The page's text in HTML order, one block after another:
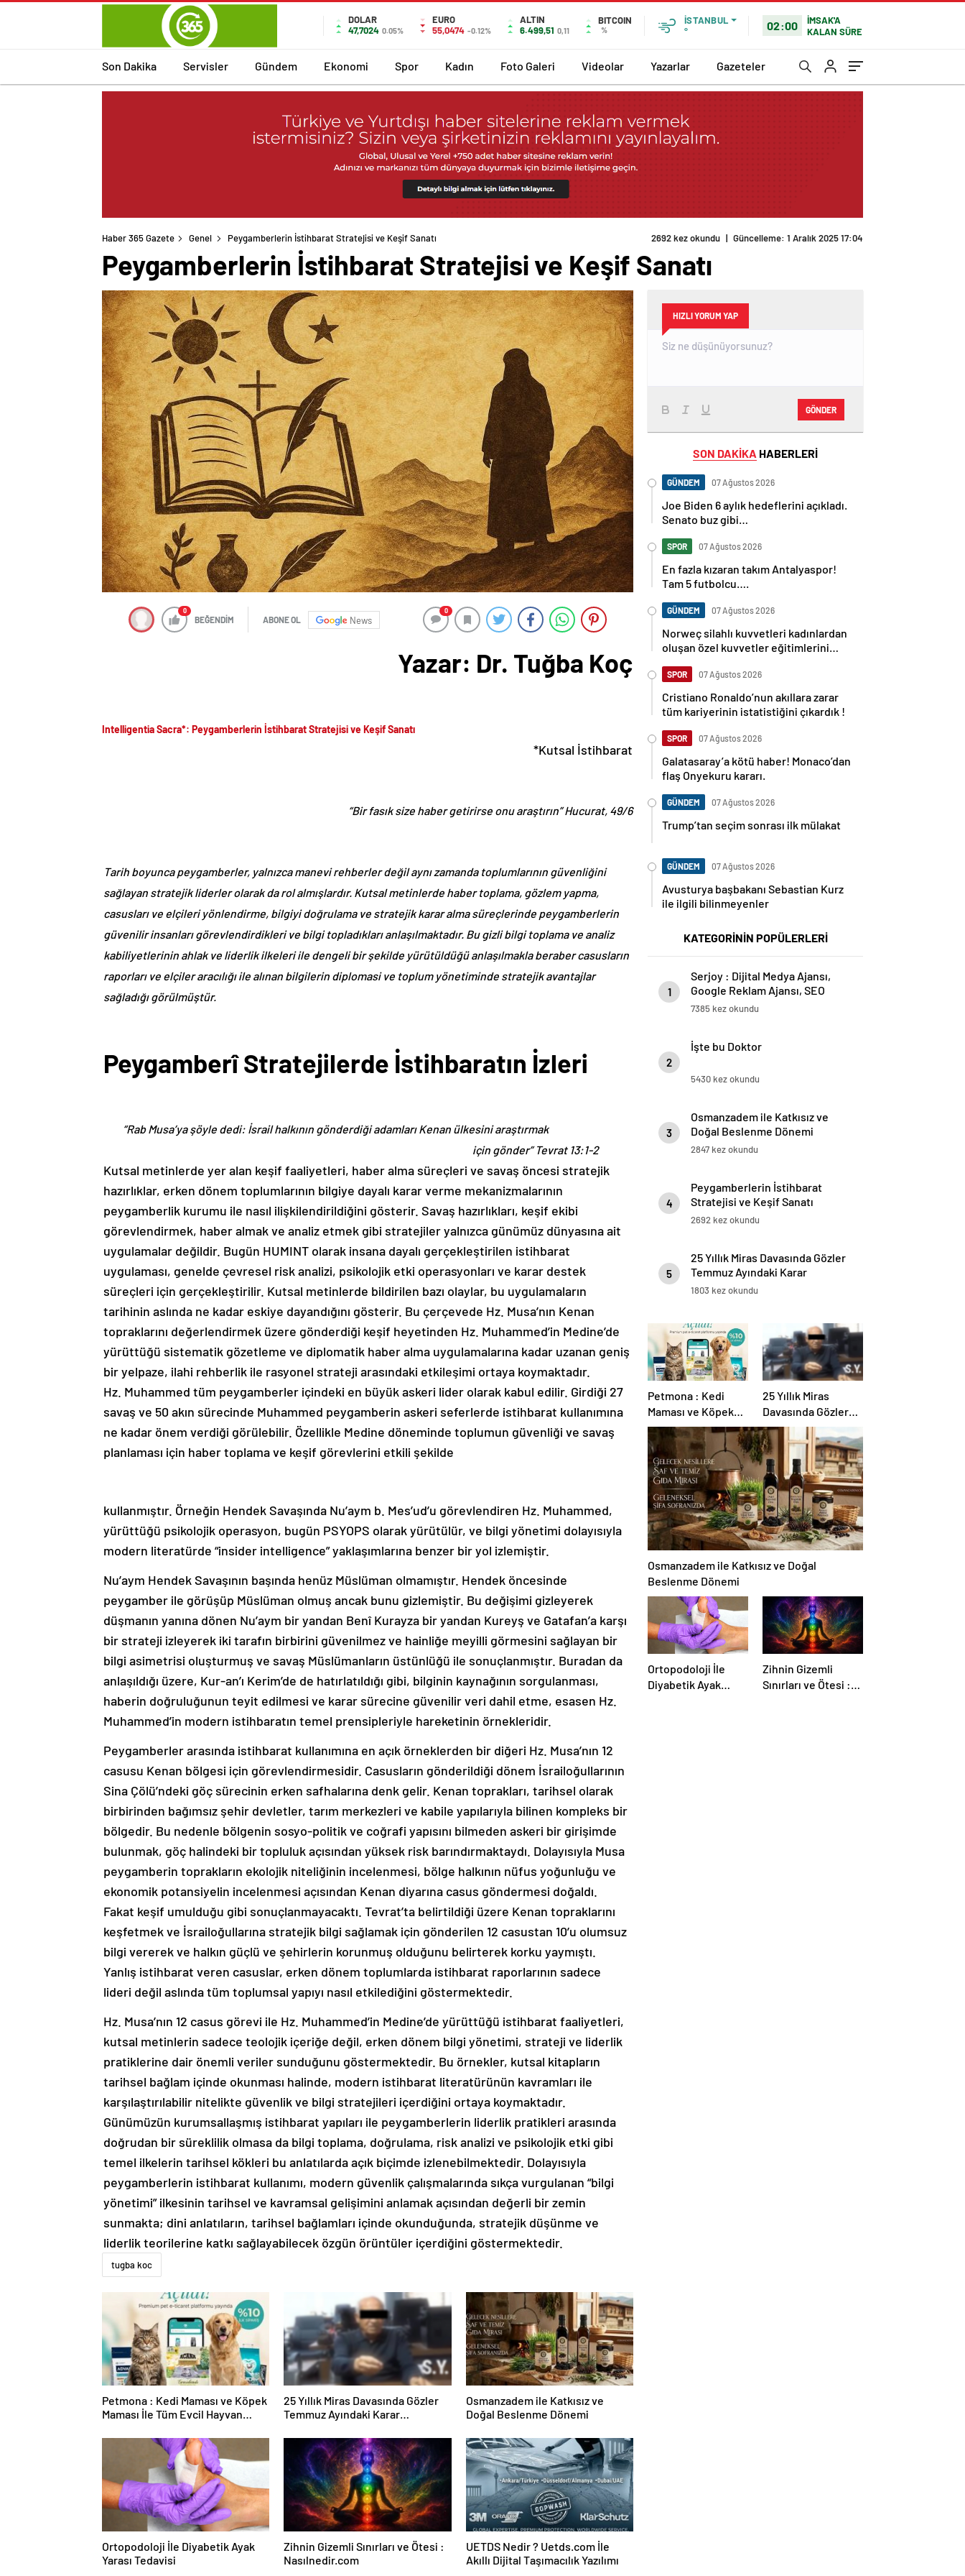
DOLAR
47,7024 0.05%
EURO
55,0474 -0.12%
ALTIN
6.499,51 0,11
BITCOIN
%
İSTANBUL
°
02:00
İMSAK'A
KALAN SÜRE
Son Dakika Servisler Gündem Ekonomi Spor Kadın Foto Galeri Videolar Yazarlar Gazeteler
Haber 365 Gazete Genel Peygamberlerin İstihbarat Stratejisi ve Keşif Sanatı 2692 kez okundu | Güncelleme: 1 Aralık 2025 17:04
Peygamberlerin İstihbarat Stratejisi ve Keşif Sanatı
0
BEĞENDİM ABONE OL News
0
Yazar: Dr. Tuğba Koç
Intelligentia Sacra*: Peygamberlerin İstihbarat Stratejisi ve Keşif Sanatı
*Kutsal İstihbarat
“Bir fasık size haber getirirse onu araştırın” Hucurat, 49/6
Tarih boyunca peygamberler, yalnızca manevi rehberler değil aynı zamanda toplumlarının güvenliğini
sağlayan stratejik liderler olarak da rol almışlardır. Kutsal metinlerde haber toplama, gözlem yapma,
casusları ve elçileri yönlendirme, bilgiyi doğrulama ve stratejik karar alma süreçlerinde peygamberlerin
güvenilir insanları görevlendirdikleri ve bilgi topladıkları anlaşılmaktadır. Bu gizli bilgi toplama ve analiz
kabiliyetlerinin ahlak ve liderlik ilkeleri ile dengeli bir şekilde yürütüldüğü anlaşılmakla beraber casusların
raporları ve elçiler aracılığı ile alınan bilgilerin diplomasi ve toplum yönetiminde stratejik avantajlar
sağladığı görülmüştür.
Peygamberî Stratejilerde İstihbaratın İzleri
“Rab Musa’ya şöyle dedi: İsrail halkının gönderdiği adamları Kenan ülkesini araştırmak
için gönder” Tevrat 13:1-2
Kutsal metinlerde yer alan keşif faaliyetleri, haber alma süreçleri ve savaş öncesi stratejik
hazırlıklar, erken dönem toplumlarının bilgiye dayalı karar verme mekanizmalarının
peygamberlik kurumu ile nasıl ilişkilendirildiğini gösterir. Savaş hazırlıkları, keşif ekibi
görevlendirmek, haber almak ve analiz etmek gibi stratejiler yalnızca günümüz dünyasına ait
uygulamalar değildir. Bugün HUMINT olarak insana dayalı gerçekleştirilen istihbarat
uygulaması, genelde çevresel risk analizi, psikolojik etki operasyonları ve karar destek
süreçleri için gerçekleştirilir. Kutsal metinlerde bildirilen bazı olaylar, bu uygulamaların
tarihinin aslında ne kadar eskiye dayandığını gösterir. Bu çerçevede Hz. Musa’nın Kenan
topraklarını değerlendirmek üzere gönderdiği keşif heyetinden Hz. Muhammed’in Medine’de
yürüttüğü sistematik gözetleme ve diplomatik haber alma uygulamalarına kadar uzanan geniş
bir yelpaze, ilahi rehberlik ile rasyonel strateji arasındaki etkileşimi ortaya koymaktadır.
Hz. Muhammed tüm peygamberler içindeki en büyük askeri lider olarak kabul edilir. Girdiği 27
savaş ve 50 akın sürecinde Muhammed peygamberin askeri seferlerde istihbarat kullanımına
ne kadar önem verdiği görülebilir. Özellikle Medine döneminde toplumun güvenliği ve savaş
planlaması için haber toplama ve keşif görevlerini etkili şekilde
kullanmıştır. Örneğin Hendek Savaşında Nu’aym b. Mes’ud’u görevlendiren Hz. Muhammed,
yürüttüğü psikolojik operasyon, bugün PSYOPS olarak yürütülür, ve bilgi yönetimi dolayısıyla
modern literatürde “insider intelligence” yaklaşımlarına benzer bir yol izlemiştir.
Nu’aym Hendek Savaşının başında henüz Müslüman olmamıştır. Hendek öncesinde
peygamber ile görüşüp Müslüman olmuş ancak bunu gizlemiştir. Bu değişimi gizleyerek
düşmanın yanına dönen Nu’aym bir yandan Benî Kurayza bir yandan Kureyş ve Gatafan’a karşı
bir strateji izleyerek iki tarafın birbirini güvenilmez ve hainliğe meyilli görmesini sağlayan bir
bilgi asimetrisi oluşturmuş ve savaş Müslümanların üstünlüğü ile sonuçlanmıştır. Buradan da
anlaşıldığı üzere, Kur-an’ı Kerim’de de hatırlatıldığı gibi, bilginin kaynağının sorgulanması,
haberin doğruluğunun teyit edilmesi ve karar sürecine güvenilir veri dahil etme, esasen Hz.
Muhammed’in modern istihbaratın temel prensipleriyle hareketinin örnekleridir.
Peygamberler arasında istihbarat kullanımına en açık örneklerden bir diğeri Hz. Musa’nın 12
casusu Kenan bölgesi için görevlendirmesidir. Casusların gönderildiği dönem İsrailoğullarının
Sina Çölü’ndeki göç sürecinin erken safhalarına denk gelir. Kenan toprakları, tarihsel olarak
birbirinden bağımsız şehir devletler, tarım merkezleri ve kabile yapılarıyla bilinen kompleks bir
bölgedir. Bu nedenle bölgenin sosyo-politik ve coğrafi yapısını bilmeden askeri bir girişimde
bulunmak, göç halindeki bir topluluk açısından yüksek risk barındırmaktaydı. Dolayısıyla Musa
peygamberin toprakların ekolojik niteliğinin incelenmesi, bölge halkının nüfus yoğunluğu ve
ekonomik potansiyelin incelenmesi açısından Kenan diyarına casus göndermesi doğaldı.
Fakat keşif umulduğu gibi sonuçlanmayacaktı. Tevrat’ta belirtildiği üzere Kenan topraklarını
keşfetmek ve İsrailoğullarına stratejik bilgi sağlamak için gönderilen 12 casustan 10’u olumsuz
bilgi vererek ve halkın güçlü ve şehirlerin korunmuş olduğunu belirterek korku yaymıştı.
Yanlış istihbarat veren casuslar, erken dönem toplumlarda istihbarat raporlarının sadece
lideri değil aslında tüm toplumsal yapıyı nasıl etkilediğini göstermektedir.
Hz. Musa’nın 12 casus görevi ile Hz. Muhammed’in Medine’de yürüttüğü istihbarat faaliyetleri,
kutsal metinlerin sadece teolojik içeriğe değil, erken dönem bilgi yönetimi, strateji ve liderlik
pratiklerine dair önemli veriler sunduğunu göstermektedir. Bu örnekler, kutsal kitapların
tarihsel bağlam içinde okunması halinde, modern istihbarat literatürünün kavramları ile
karşılaştırılabilir nitelikte güvenlik ve bilgi stratejileri içerdiğini ortaya koymaktadır.
Günümüzün kurumsallaşmış istihbarat yapıları ile peygamberlerin liderlik pratikleri arasında
doğrudan bir süreklilik olmasa da bilgi toplama, doğrulama, risk analizi ve psikolojik etki gibi
temel ilkelerin tarihsel kökleri bu anlatılarda açık biçimde izlenebilmektedir. Dolayısıyla
peygamberlerin istihbarat kullanımı, modern güvenlik çalışmalarında sıkça vurgulanan “bilgi
yönetimi” ilkesinin tarihsel ve kavramsal gelişimini anlamak açısından değerli bir zemin
sunmakta; dini anlatıların, tarihsel bağlamları içinde okunduğunda, stratejik düşünme ve
liderlik teorilerine katkı sağlayabilecek özgün örüntüler içerdiğini göstermektedir.
tugba koc
Petmona : Kedi Maması ve Köpek
Maması İle Tüm Evcil Hayvan
25 Yıllık Miras Davasında Gözler
Temmuz Ayındaki Karar
Osmanzadem ile Katkısız ve
Doğal Beslenme Dönemi
Ortopodoloji İle Diyabetik Ayak
Yarası Tedavisi
Zihnin Gizemli Sınırları ve Ötesi :
Nasılnedir.com
UETDS Nedir ? Uetds.com İle
Akıllı Dijital Taşımacılık Yazılımı
HIZLI YORUM YAP
GÖNDER
SON DAKİKA HABERLERİ
GÜNDEM 07 Ağustos 2026
Joe Biden 6 aylık hedeflerini açıkladı.
Senato buz gibi…
SPOR 07 Ağustos 2026
En fazla kızaran takım Antalyaspor!
Tam 5 futbolcu….
GÜNDEM 07 Ağustos 2026
Norweç silahlı kuvvetleri kadınlardan
oluşan özel kuvvetler eğitimlerini
SPOR 07 Ağustos 2026
Cristiano Ronaldo’nun akıllara zarar
tüm kariyerinin istatistiğini çıkardık !
SPOR 07 Ağustos 2026
Galatasaray’a kötü haber! Monaco’dan
flaş Onyekuru kararı.
GÜNDEM 07 Ağustos 2026
Trump’tan seçim sonrası ilk mülakat
GÜNDEM 07 Ağustos 2026
Avusturya başbakanı Sebastian Kurz
ile ilgili bilinmeyenler
KATEGORİNİN POPÜLERLERİ
1
Serjoy : Dijital Medya Ajansı,
Google Reklam Ajansı, SEO
Ajansı ve Web Tasarım Ajansı
7385 kez okundu
2
İşte bu Doktor
5430 kez okundu
3
Osmanzadem ile Katkısız ve
Doğal Beslenme Dönemi
2847 kez okundu
4
Peygamberlerin İstihbarat
Stratejisi ve Keşif Sanatı
2692 kez okundu
5
25 Yıllık Miras Davasında Gözler
Temmuz Ayındaki Karar
Duruşmasına Çevrildi
1803 kez okundu
Petmona : Kedi
Maması ve Köpek
Maması İle Tüm
Evcil Hayvan
Ürünleri
25 Yıllık Miras
Davasında Gözler
Temmuz Ayındaki
Karar Duruşmasına
Çevrildi
Osmanzadem ile Katkısız ve Doğal
Beslenme Dönemi
Ortopodoloji İle
Diyabetik Ayak
Zihnin Gizemli
Sınırları ve Ötesi :